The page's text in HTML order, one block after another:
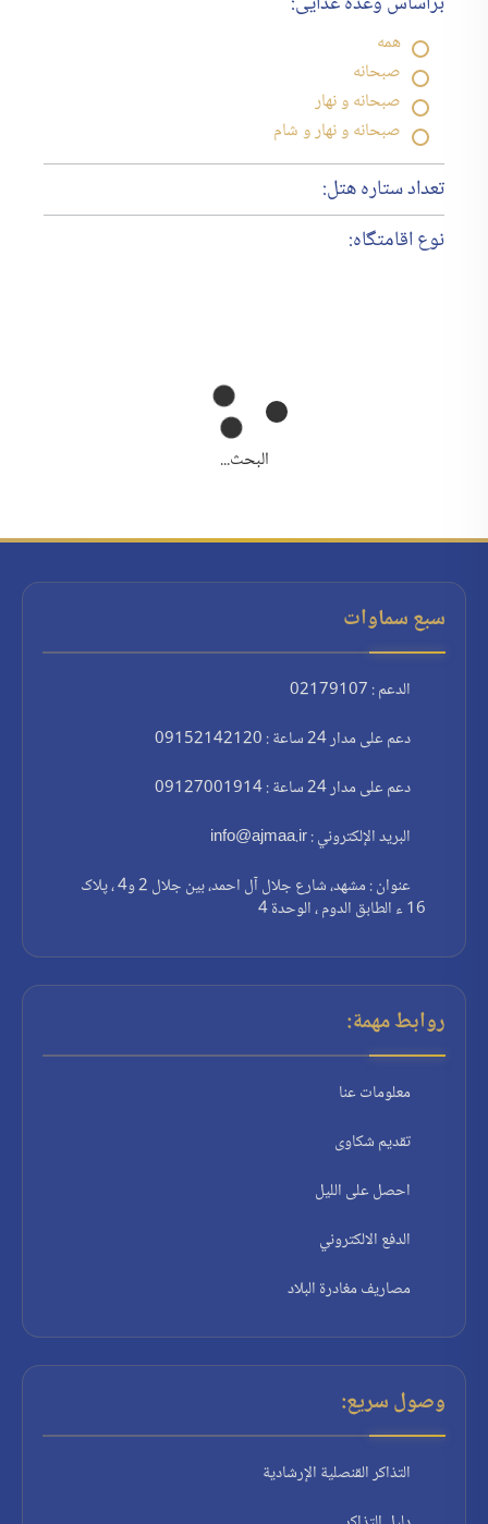
همه
صبحانه
صبحانه و نهار
صبحانه و نهار و شام
تعداد ستاره هتل:
نوع اقامتگاه:
البحث...
سبع سماوات
الدعم : 02179107
دعم على مدار 24 ساعة : 09152142120
دعم على مدار 24 ساعة : 09127001914
البريد الإلكتروني : info@ajmaa.ir
عنوان : مشهد، شارع جلال آل احمد، بين جلال 2 و4 ، پلاک
16 ء الطابق الدوم ، الوحدة 4
روابط مهمة:
معلومات عنا
تقديم شكاوى
احصل على الليل
الدفع الالكتروني
مصاريف مغادرة البلاد
وصول سريع:
التذاكر القنصلية الإرشادية